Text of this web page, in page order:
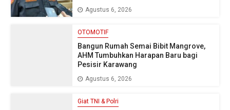
Agustus 6, 2026
OTOMOTIF
Bangun Rumah Semai Bibit Mangrove,
AHM Tumbuhkan Harapan Baru bagi
Pesisir Karawang
Agustus 6, 2026
Giat TNI & Polri